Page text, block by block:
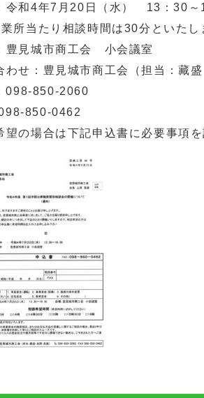
令和4年7月20日（水） 13：30～
所当たり相談時間は30分といたし
豊見城市商工会 小会議室
わせ：豊見城市商工会（担当：藏盛
098-850-2060
850-0462
望の場合は下記申込書に必要事項